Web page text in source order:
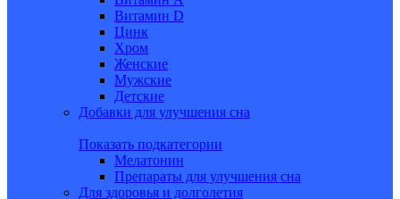
Витамин D
Цинк
Хром
Женские
Мужские
Детские
Добавки для улучшения сна
Показать подкатегории
Мелатонин
Препараты для улучшения сна
Для здоровья и долголетия